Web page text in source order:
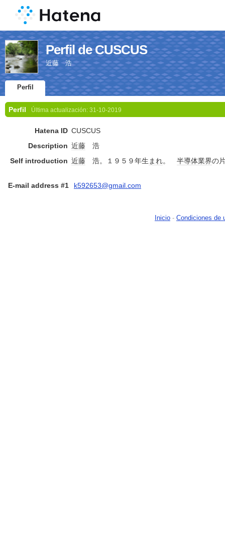
Perfil de CUSCUS
近藤 浩
Perfil
Perfil Última actualización: 31-10-2019
Hatena ID CUSCUS
Description 近藤 浩
Self introduction 近藤 浩。１９５９年生まれ。 半導体業界の
E-mail address #1 k592653@gmail.com
Inicio - Condiciones de